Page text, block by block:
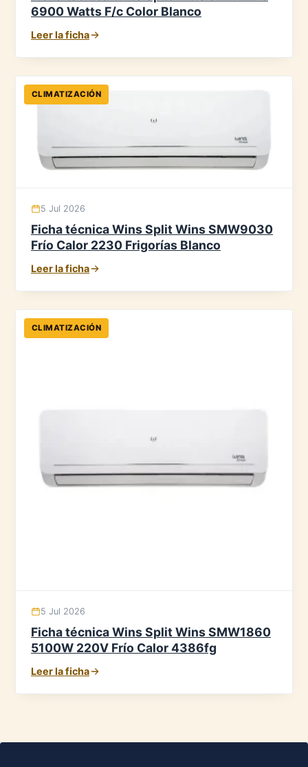
6900 Watts F/c Color Blanco
Leer la ficha
CLIMATIZACIÓN
5 Jul 2026
Ficha técnica Wins Split Wins SMW9030
Frío Calor 2230 Frigorías Blanco
Leer la ficha
CLIMATIZACIÓN
5 Jul 2026
Ficha técnica Wins Split Wins SMW1860
5100W 220V Frío Calor 4386fg
Leer la ficha